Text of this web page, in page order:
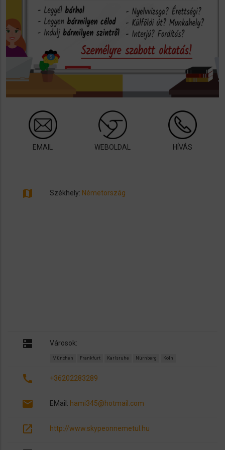
EMAIL WEBOLDAL HÍVÁS
map Székhely: Németország
dns Városok:
München Frankfurt Karlsruhe Nürnberg Köln
call +36202283289
email EMail: hami345@hotmail.com
open_in_new http://www.skypeonnemetul.hu